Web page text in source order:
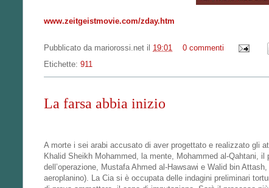
www.zeitgeistmovie.com/zday.htm
Pubblicato da mariorossi.net il 19:01
0 commenti
Etichette: 911
La farsa abbia inizio
A morte i sei arabi accusato di aver progettato e realizzato gli
Khalid Sheikh Mohammed, la mente, Mohammed al-Qahtani,
dell’operazione, Mustafa Ahmed al-Hawsawi e Walid bin
aeroplanino). La Cia si è occupata delle indagini preliminari